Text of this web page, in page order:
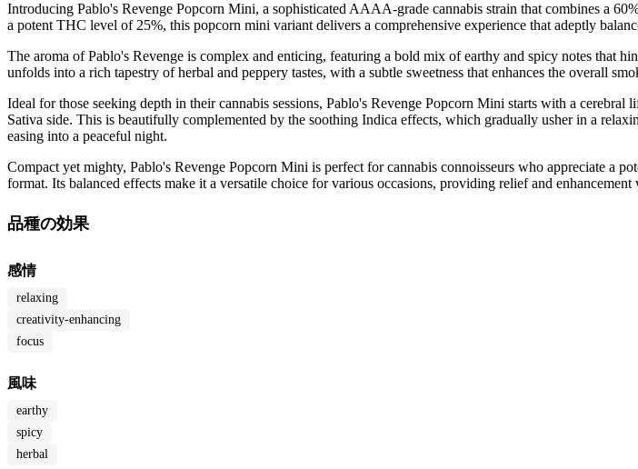
Introducing Pablo's Revenge Popcorn Mini, a sophisticated AAAA-grade cannabis strain that combines a
a potent THC level of 25%, this popcorn mini variant delivers a comprehensive experience that adeptly
The aroma of Pablo's Revenge is complex and enticing, featuring a bold mix of earthy and spicy notes that
unfolds into a rich tapestry of herbal and peppery tastes, with a subtle sweetness that enhances the overall
Ideal for those seeking depth in their cannabis sessions, Pablo's Revenge Popcorn Mini starts with a
Sativa side. This is beautifully complemented by the soothing Indica effects, which gradually usher in a
easing into a peaceful night.
Compact yet mighty, Pablo's Revenge Popcorn Mini is perfect for cannabis connoisseurs who appreciate a
format. Its balanced effects make it a versatile choice for various occasions, providing relief and enhancement
品種の効果
感情
relaxing
creativity-enhancing
focus
風味
earthy
spicy
herbal